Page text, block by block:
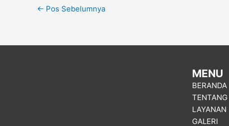
← Pos Sebelumnya
MENU
BERANDA
LAYANAN
GALERI